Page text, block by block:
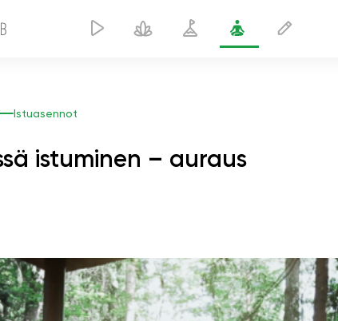
Istuasennot
istuminen – auraus